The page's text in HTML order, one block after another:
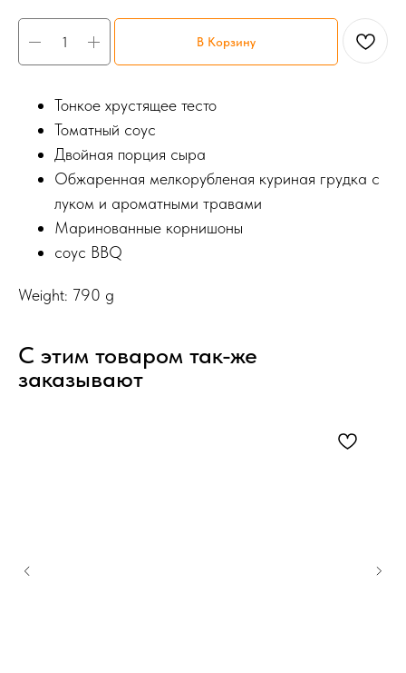
В Корзину
Тонкое хрустящее тесто
Томатный соус
Двойная порция сыра
Обжаренная мелкорубленая куриная грудка с
луком и ароматными травами
Маринованные корнишоны
соус BBQ
Weight: 790 g
С этим товаром так-же
заказывают